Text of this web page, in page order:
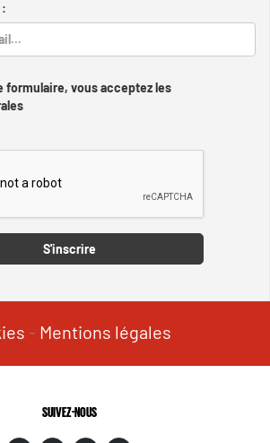
formulaire, vous acceptez les
S'inscrire
- Mentions légales
SUIVEZ-NOUS